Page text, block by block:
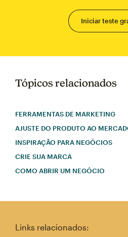
Iniciar teste
Tópicos relacionados
FERRAMENTAS DE MARKETING
AJUSTE DO PRODUTO AO
INSPIRAÇÃO PARA NEGÓCIOS
CRIE SUA MARCA
COMO ABRIR UM NEGÓCIO
Links relacionados: